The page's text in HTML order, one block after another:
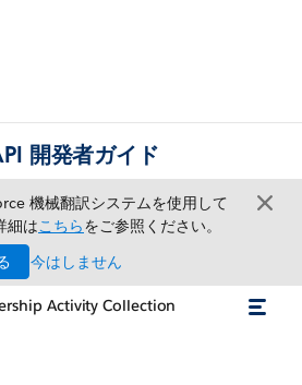
開発者ガイド
機械翻訳システムを使用して
細はこちらをご参照ください。
今はしません
Activity Collection